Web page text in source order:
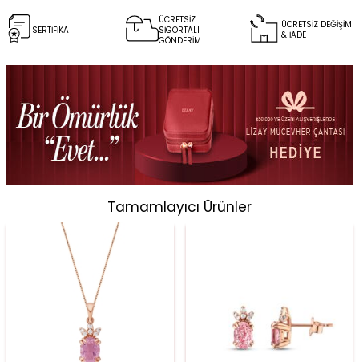
SERTİFİKA
ÜCRETSİZ
SİGORTALI
GÖNDERİM
ÜCRETSİZ DEĞİŞİM
& İADE
Tamamlayıcı Ürünler